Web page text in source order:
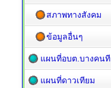
สภาพทางสังคม
ข้อมูลอื่นๆ
แผนที่อบต.บางคนที
แผนที่ดาวเทียม